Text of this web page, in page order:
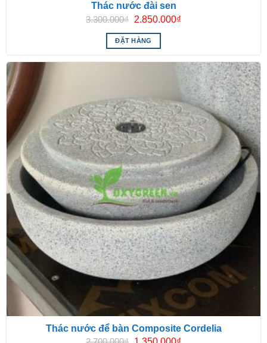
Thác nước đài sen
3.300.000₫ Giá
là:
3.300.000₫.
2.850.000₫Giá
ĐẶT HÀNG
Thác nước để bàn Composite Cordelia
Giá
Giá